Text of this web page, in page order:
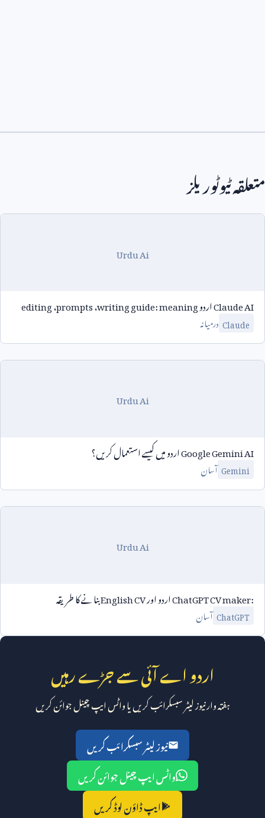
متعلقہ ٹیوٹوریلز
Urdu Ai
Claude AIاردوwriting guide: meaning،prompts،editing
Claude درمیانہ
Urdu Ai
Google Gemini AIاردو میں کیسے استعمال کریں؟
Geminiآسان
Urdu Ai
ChatGPT CV maker:اردو اورEnglish CVبنانے کا طریقہ
ChatGPTآسان
اردو اے آئی سے جڑے رہیں
ہفتہ وار نیوز لیٹر سبسکرائب کریں یا واٹس ایپ چینل جوائن کریں
نیوز لیٹر سبسکرائب کریں
واٹس ایپ چینل جوائن کریں
ایپ ڈاؤن لوڈ کریں